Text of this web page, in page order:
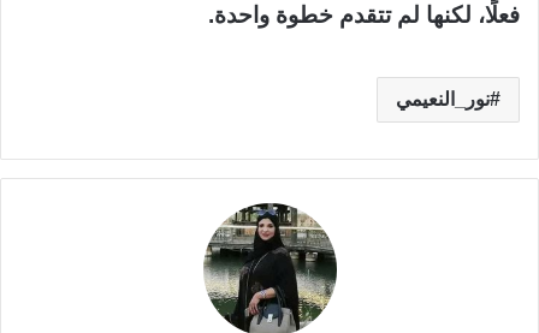
فعلًا، لكنها لم تتقدم خطوة واحدة.
نور_النعيمي